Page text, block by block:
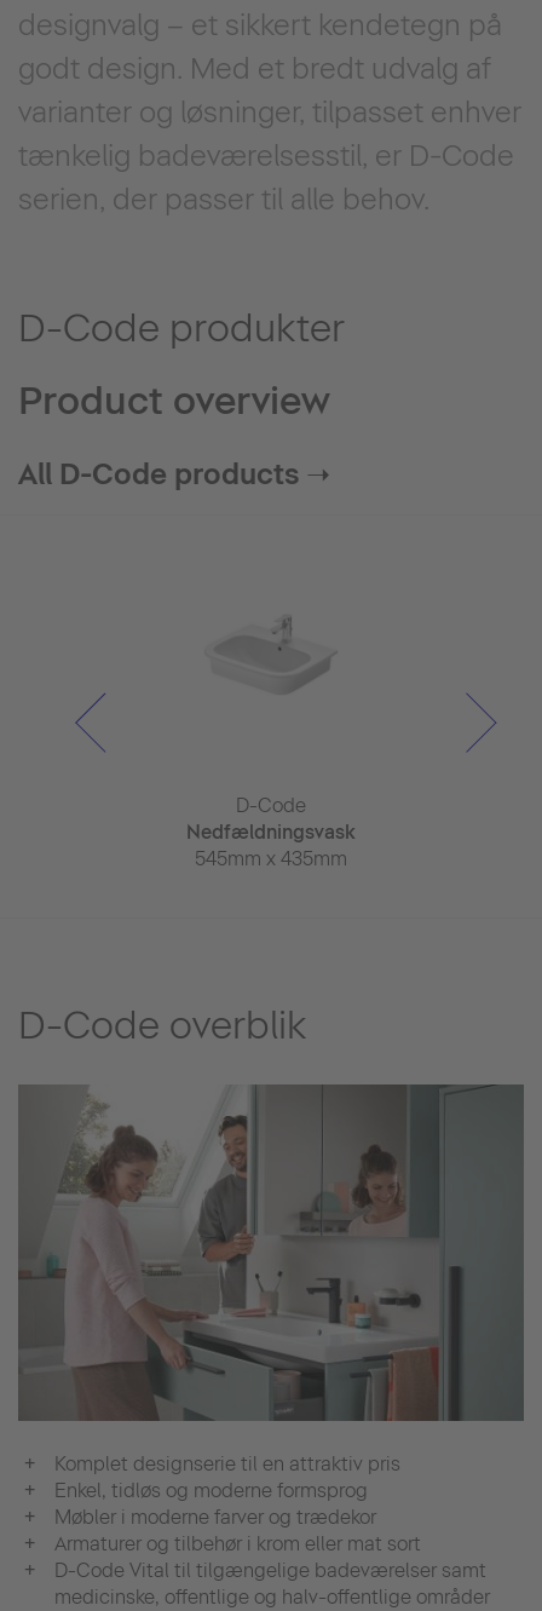
designvalg – et sikkert kendetegn på
godt design. Med et bredt udvalg af
varianter og løsninger, tilpasset enhver
tænkelig badeværelsesstil, er D-Code
serien, der passer til alle behov.
D-Code produkter
Product overview
All D-Code products ➝
D-Code
Nedfældningsvask
545mm x 435mm
D-Code overblik
Komplet designserie til en attraktiv pris
Enkel, tidløs og moderne formsprog
Møbler i moderne farver og trædekor
Armaturer og tilbehør i krom eller mat sort
D-Code Vital til tilgængelige badeværelser samt
medicinske, offentlige og halv-offentlige områder